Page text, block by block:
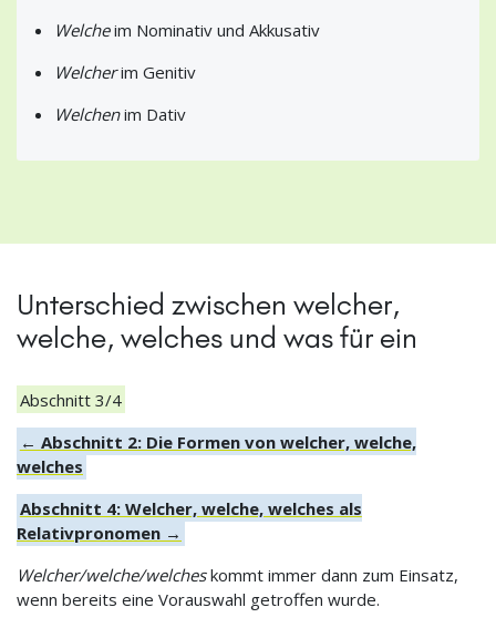
Welcheim Nominativ und Akkusativ
Welcherim Genitiv
Welchenim Dativ
Unterschied zwischen welcher,
welche, welches und was für ein
Abschnitt 3/4
← Abschnitt 2: Die Formen von welcher, welche,
welches
Abschnitt 4: Welcher, welche, welches als
Relativpronomen →
Welcher/welche/welcheskommt immer dann zum Einsatz,
wenn bereits eine Vorauswahl getroffen wurde.